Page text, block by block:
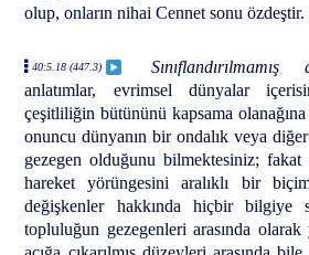
olup, onların nihai Cennet sonu özdeştir.
40:5.18 (447.3)
anlatımlar, evrimsel dünyalar
çeşitliliğin bütününü kapsama
onuncu dünyanın bir ondalık veya
gezegen olduğunu bilmektesiniz;
hareket yörüngesini aralıklı bir
değişkenler hakkında hiçbir bilgiye
topluluğun gezegenleri arasında olarak